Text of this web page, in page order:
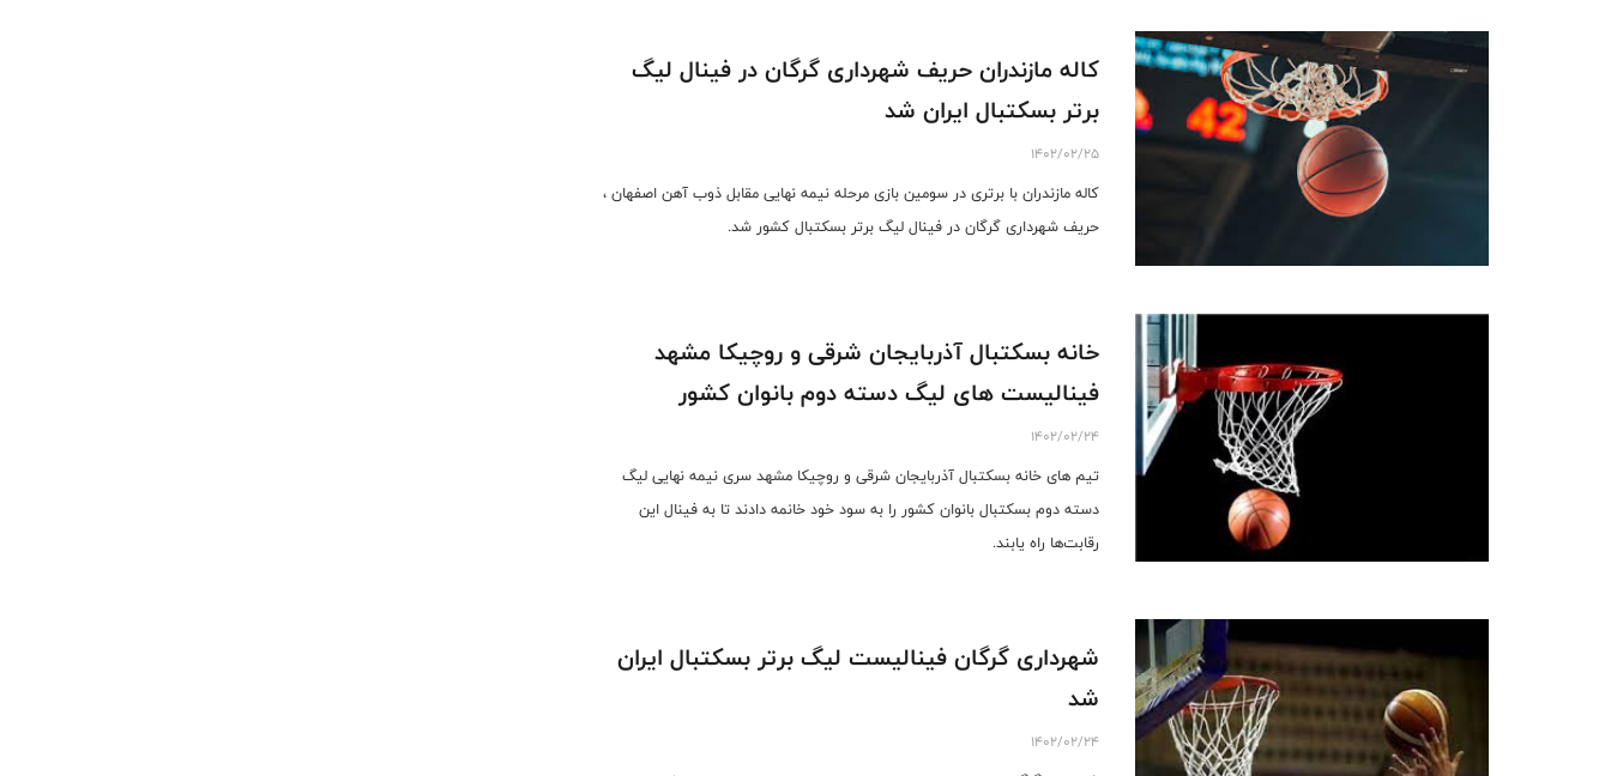
کاله مازندران حریف شهرداری گرگان در فینال لیگ
برتر بسکتبال ایران شد
1402/02/25
کاله مازندران با برتری در سومین بازی مرحله نیمه نهایی مقابل ذوب آهن اصفهان ،
حریف شهرداری گرگان در فینال لیگ برتر بسکتبال کشور شد.
خانه بسکتبال آذربایجان شرقی و روچیکا مشهد
فینالیست های لیگ دسته دوم بانوان کشور
1402/02/24
تیم های خانه بسکتبال آذربایجان شرقی و روچیکا مشهد سری نیمه نهایی لیگ
دسته دوم بسکتبال بانوان کشور را به سود خود خانمه دادند تا به فینال این
رقابت‌ها راه یابند.
شهرداری گرگان فینالیست لیگ برتر بسکتبال ایران
شد
1402/02/24